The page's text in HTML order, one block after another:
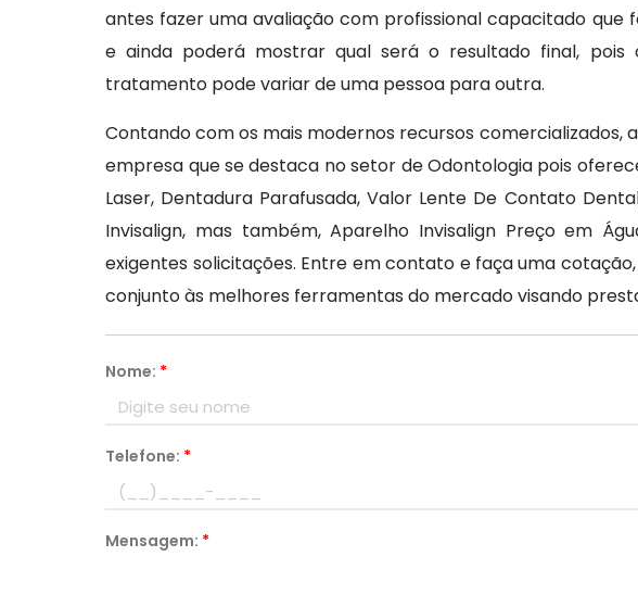
antes fazer uma avaliação com profissional capacitado que
e ainda poderá mostrar qual será o resultado final,
tratamento pode variar de uma pessoa para outra.
Contando com os mais modernos recursos comercializados,
empresa que se destaca no setor de Odontologia pois
Laser, Dentadura Parafusada, Valor Lente De Contato
Invisalign, mas também, Aparelho Invisalign Preço em
exigentes solicitações. Entre em contato e faça uma
conjunto às melhores ferramentas do mercado visando
Nome: *
Telefone: *
Mensagem: *